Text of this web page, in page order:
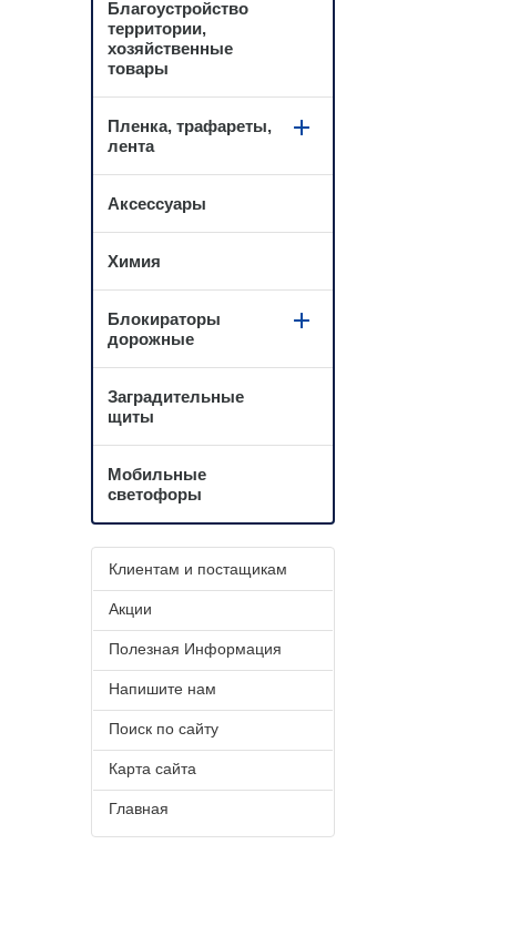
Благоустройство
территории,
хозяйственные
товары
Пленка, трафареты,
лента
Аксессуары
Химия
Блокираторы
дорожные
Заградительные
щиты
Мобильные
светофоры
Клиентам и постащикам
Акции
Полезная Информация
Напишите нам
Поиск по сайту
Карта сайта
Главная